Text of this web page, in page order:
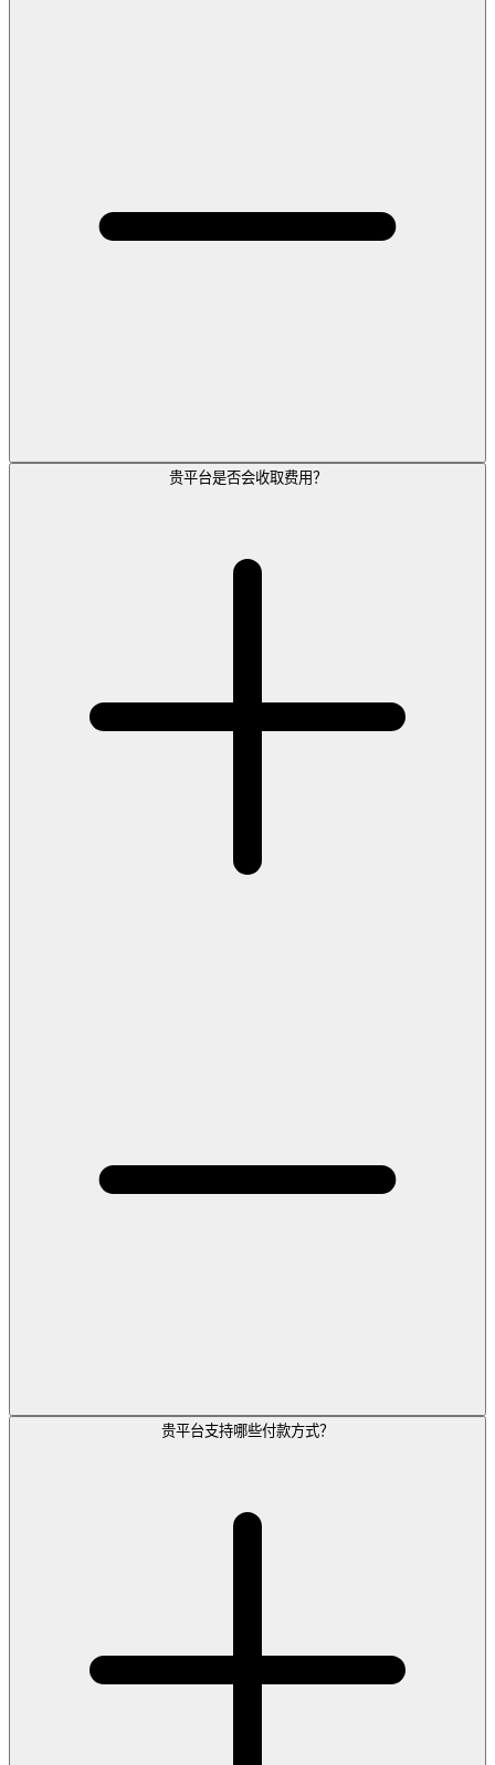
贵平台是否会收取费用？
贵平台支持哪些付款方式？